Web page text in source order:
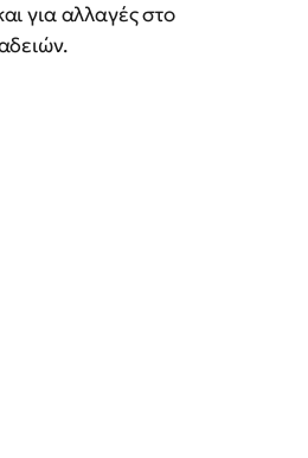
για αλλαγές στο